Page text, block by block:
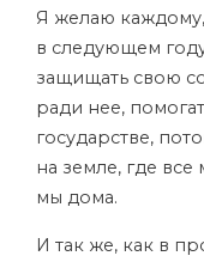
Я желаю
в следующем
защищать свою
ради нее,
государстве,
на земле, где
мы дома.
И так же, как в